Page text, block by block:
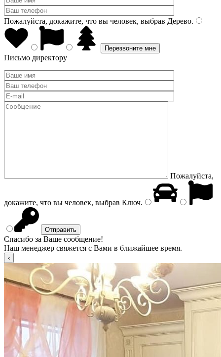
Пожалуйста, докажите, что вы человек, выбрав Дерево.
Письмо директору
Пожалуйста,
докажите, что вы человек, выбрав Ключ.
Спасибо за Ваше сообщение!
Наш менеджер свяжется с Вами в ближайшее время.